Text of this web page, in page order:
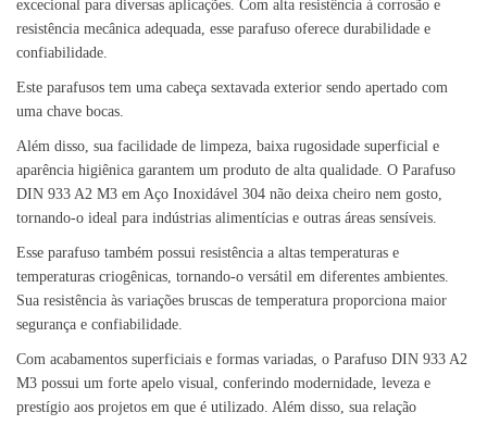
excecional para diversas aplicações. Com alta resistência à corrosão e
resistência mecânica adequada, esse parafuso oferece durabilidade e
confiabilidade.
Este parafusos tem uma cabeça sextavada exterior sendo apertado com
uma chave bocas.
Além disso, sua facilidade de limpeza, baixa rugosidade superficial e
aparência higiênica garantem um produto de alta qualidade. O Parafuso
DIN 933 A2 M3 em Aço Inoxidável 304 não deixa cheiro nem gosto,
tornando-o ideal para indústrias alimentícias e outras áreas sensíveis.
Esse parafuso também possui resistência a altas temperaturas e
temperaturas criogênicas, tornando-o versátil em diferentes ambientes.
Sua resistência às variações bruscas de temperatura proporciona maior
segurança e confiabilidade.
Com acabamentos superficiais e formas variadas, o Parafuso DIN 933 A2
M3 possui um forte apelo visual, conferindo modernidade, leveza e
prestígio aos projetos em que é utilizado. Além disso, sua relação